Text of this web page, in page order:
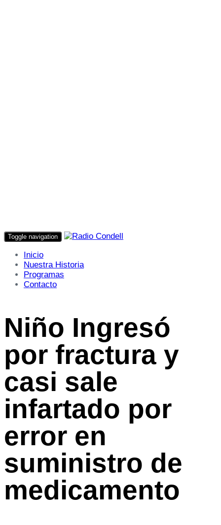
Toggle navigation
Inicio
Nuestra Historia
Programas
Contacto
Niño Ingresó
por fractura y
casi sale
infartado por
error en
suministro de
medicamento